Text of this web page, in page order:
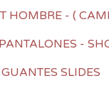
HOMBRE - (
-
SLIDES